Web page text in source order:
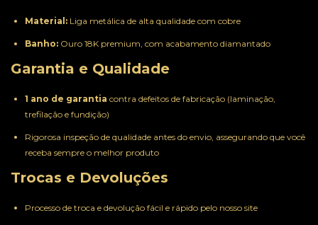
Material: Liga metálica de alta qualidade com cobre
Banho: Ouro 18K premium, com acabamento diamantado
Garantia e Qualidade
1 ano de garantia contra defeitos de fabricação (laminação,
trefilação e fundição)
Rigorosa inspeção de qualidade antes do envio, assegurando que você
receba sempre o melhor produto
Trocas e Devoluções
Processo de troca e devolução fácil e rápido pelo nosso site